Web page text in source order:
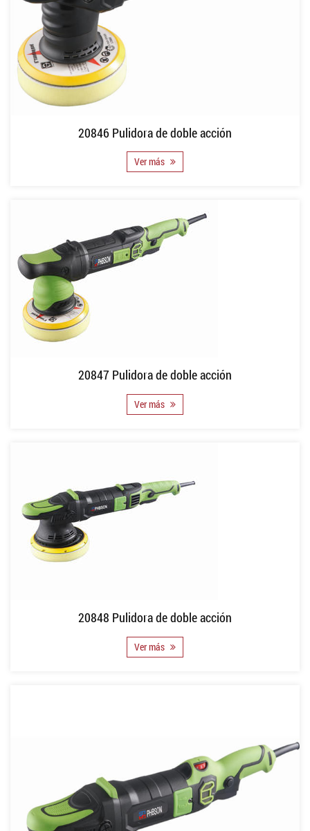
20846 Pulidora de doble acción
Ver más
20847 Pulidora de doble acción
Ver más
20848 Pulidora de doble acción
Ver más